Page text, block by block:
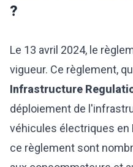
?
Le 13 avril 2024, le
vigueur. Ce règlement,
Infrastructure
déploiement de
véhicules électriques en
ce règlement sont